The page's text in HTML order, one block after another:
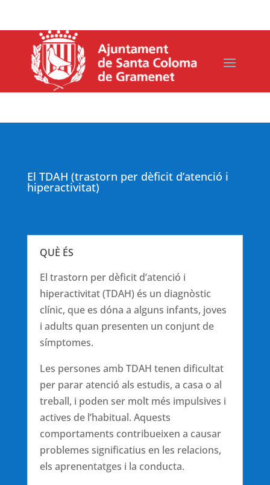
El TDAH (trastorn per dèficit d’atenció i
hiperactivitat)
QUÈ ÉS
El trastorn per dèficit d’atenció i
hiperactivitat (TDAH) és un diagnòstic
clínic, que es dóna a alguns infants, joves
i adults quan presenten un conjunt de
símptomes.
Les persones amb TDAH tenen dificultat
per parar atenció als estudis, a casa o al
treball, i poden ser molt més impulsives i
actives de l’habitual. Aquests
comportaments contribueixen a causar
problemes significatius en les relacions,
els aprenentatges i la conducta.